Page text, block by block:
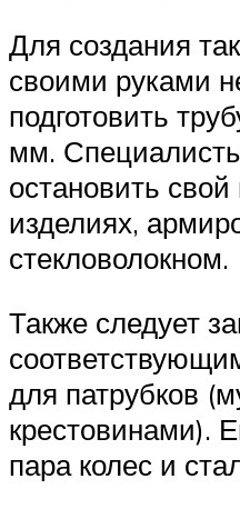
Для создания
своими руками
подготовить
мм.
остановить
изделиях,
стекловолокном.
Также следует
для патрубков
крестовинами).
пара колес и